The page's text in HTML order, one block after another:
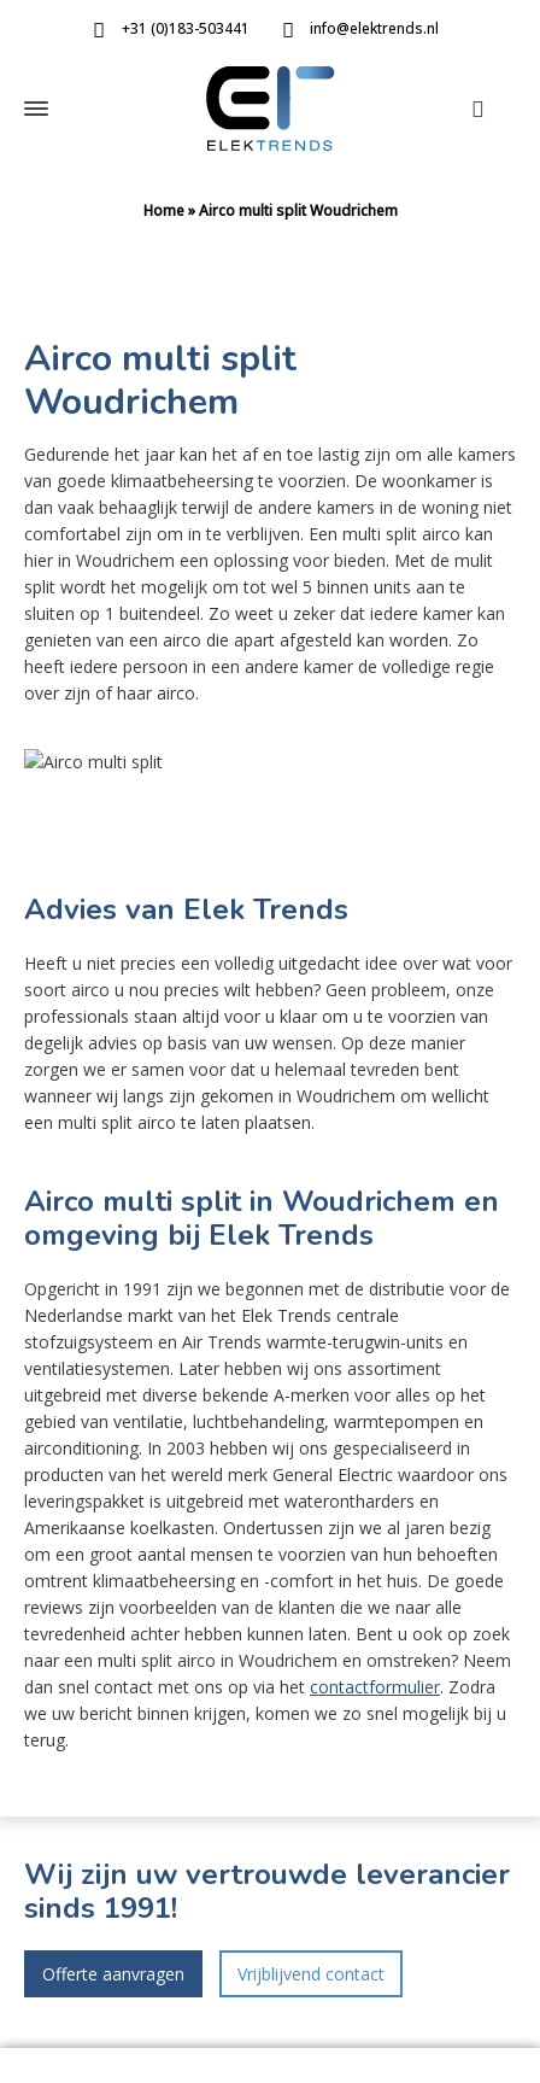
+31 (0)183-503441 info@elektrends.nl
Home»Airco multi split Woudrichem
Airco multi split
Woudrichem
Gedurende het jaar kan het af en toe lastig zijn om alle kamers
van goede klimaatbeheersing te voorzien. De woonkamer is
dan vaak behaaglijk terwijl de andere kamers in de woning niet
comfortabel zijn om in te verblijven. Een multi split airco kan
hier in Woudrichem een oplossing voor bieden. Met de mulit
split wordt het mogelijk om tot wel 5 binnen units aan te
sluiten op 1 buitendeel. Zo weet u zeker dat iedere kamer kan
genieten van een airco die apart afgesteld kan worden. Zo
heeft iedere persoon in een andere kamer de volledige regie
over zijn of haar airco.
Advies van Elek Trends
Heeft u niet precies een volledig uitgedacht idee over wat voor
soort airco u nou precies wilt hebben? Geen probleem, onze
professionals staan altijd voor u klaar om u te voorzien van
degelijk advies op basis van uw wensen. Op deze manier
zorgen we er samen voor dat u helemaal tevreden bent
wanneer wij langs zijn gekomen in Woudrichem om wellicht
een multi split airco te laten plaatsen.
Airco multi split in Woudrichem en
omgeving bij Elek Trends
Opgericht in 1991 zijn we begonnen met de distributie voor de
Nederlandse markt van het Elek Trends centrale
stofzuigsysteem en Air Trends warmte-terugwin-units en
ventilatiesystemen. Later hebben wij ons assortiment
uitgebreid met diverse bekende A-merken voor alles op het
gebied van ventilatie, luchtbehandeling, warmtepompen en
airconditioning. In 2003 hebben wij ons gespecialiseerd in
producten van het wereld merk General Electric waardoor ons
leveringspakket is uitgebreid met waterontharders en
Amerikaanse koelkasten. Ondertussen zijn we al jaren bezig
om een groot aantal mensen te voorzien van hun behoeften
omtrent klimaatbeheersing en -comfort in het huis. De goede
reviews zijn voorbeelden van de klanten die we naar alle
tevredenheid achter hebben kunnen laten. Bent u ook op zoek
naar een multi split airco in Woudrichem en omstreken? Neem
dan snel contact met ons op via het contactformulier. Zodra
we uw bericht binnen krijgen, komen we zo snel mogelijk bij u
terug.
Wij zijn uw vertrouwde leverancier
sinds 1991!
Offerte aanvragen Vrijblijvend contact